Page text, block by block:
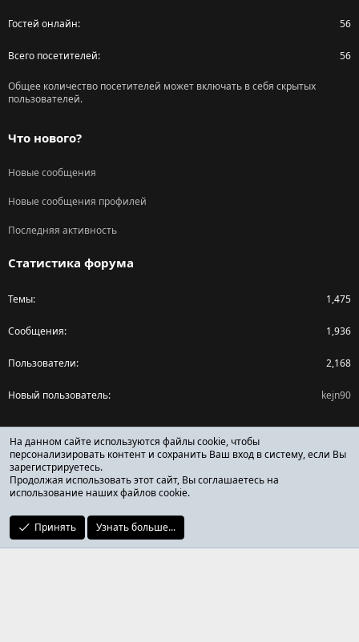
Гостей онлайн 56
Всего посетителей 56
Общее количество посетителей может включать в себя скрытых
пользователей.
Что нового?
Новые сообщения
Новые сообщения профилей
Последняя активность
Статистика форума
Темы 1,475
Сообщения 1,936
Пользователи 2,168
Новый пользователь kejn90
Поделиться страницей
Facebook
X (Twitter)
Reddit
ОТЗЫВЫ ОНЛАЙН ФОРУМ
На данном сайте используются файлы cookie, чтобы
персонализировать контент и сохранить Ваш вход в систему, если Вы
зарегистрируетесь.
Продолжая использовать этот сайт, Вы соглашаетесь на
использование наших файлов cookie.
Принять Узнать больше...